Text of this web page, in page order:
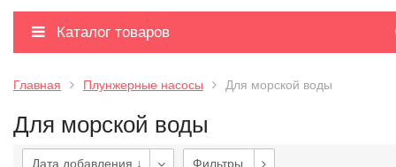
Каталог товаров
Главная Плунжерные насосы Для морской воды
Для морской воды
Дата добавления ↓ Фильтры